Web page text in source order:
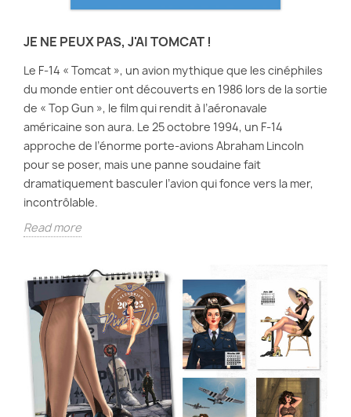
JE NE PEUX PAS, J'AI TOMCAT !
Le F-14 « Tomcat », un avion mythique que les cinéphiles
du monde entier ont découverts en 1986 lors de la sortie
de « Top Gun », le film qui rendit à l’aéronavale
américaine son aura. Le 25 octobre 1994, un F-14
approche de l’énorme porte-avions Abraham Lincoln
pour se poser, mais une panne soudaine fait
dramatiquement basculer l’avion qui fonce vers la mer,
incontrôlable.
Read more